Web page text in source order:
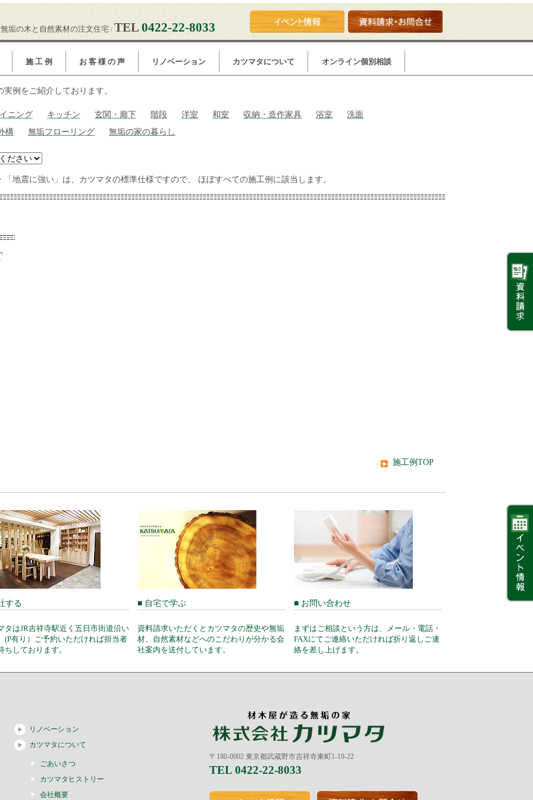
垢の木と自然素材の注文住宅 / TEL 0422-22-8033
施 工 例 お 客 様 の 声 リノベーション カツマタについて オンライン個別相談
例をご紹介しております。
ニング キッチン 玄関・廊下 階段 洋室 和室 収納・造作家具 浴室
洗面
構
無垢フローリング 無垢の家の暮らし
「地震に強い」は、カツマタの標準仕様ですので、 ほぼすべての施工例に該当します。
施工例TOP
する
タはJR吉祥寺駅近く五日市街道沿い
(P有り）ご予約いただければ担当者
ちしております。
■ 自宅で学ぶ
資料請求いただくとカツマタの歴史や無垢
材、自然素材などへのこだわりが分かる会
社案内を送付しています。
■ お問い合わせ
まずはご相談という方は、メール・電話・
FAXにてご連絡いただければ折り返しご連
絡を差し上げます。
〒180-0002 東京都武蔵野市吉祥寺東町1-19-22
TEL 0422-22-8033
リノベーション
カツマタについて
ごあいさつ
カツマタヒストリー
会社概要